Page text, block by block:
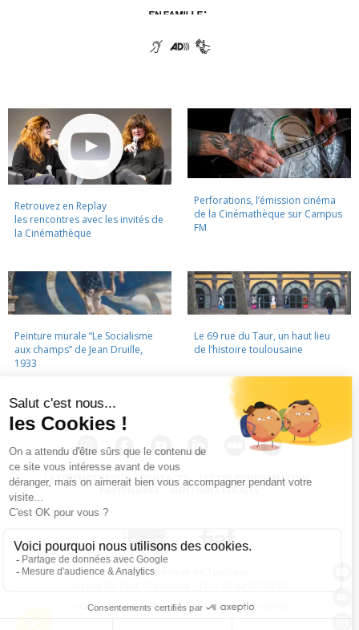
Retrouvez en Replay
les rencontres avec les invités de
la Cinémathèque
Perforations, l’émission cinéma
de la Cinémathèque sur Campus
FM
Peinture murale “Le Socialisme
aux champs” de Jean Druille,
1933
Le 69 rue du Taur, un haut lieu
de l’histoire toulousaine
LA CINÉMATHÈQUE CONTACTS · LETTRE D'INFORMATION
PARTENAIRES · MENTIONS LÉGALES
La Cinémathèque de Toulouse
La Cinémathèque de Toulouse © 2015. Tous droits réservés.